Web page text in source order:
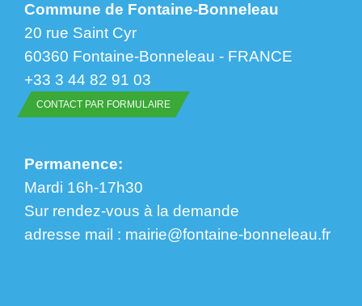
Commune de Fontaine-Bonneleau
20 rue Saint Cyr
60360 Fontaine-Bonneleau - FRANCE
+33 3 44 82 91 03
CONTACT PAR FORMULAIRE
Permanence:
Mardi 16h-17h30
Sur rendez-vous à la demande
​​​​​​​adresse mail : mairie@fontaine-bonneleau.fr